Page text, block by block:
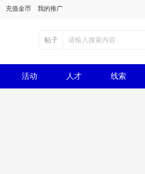
充值金币 我的推广
帖子
活动 人才 线索